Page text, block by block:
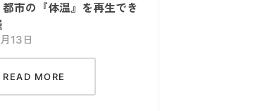
市の『体温』を再生でき
13日
READ MORE